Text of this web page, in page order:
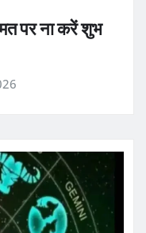
पर ना करें शुभ